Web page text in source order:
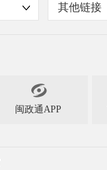
其他链接

闽政通APP